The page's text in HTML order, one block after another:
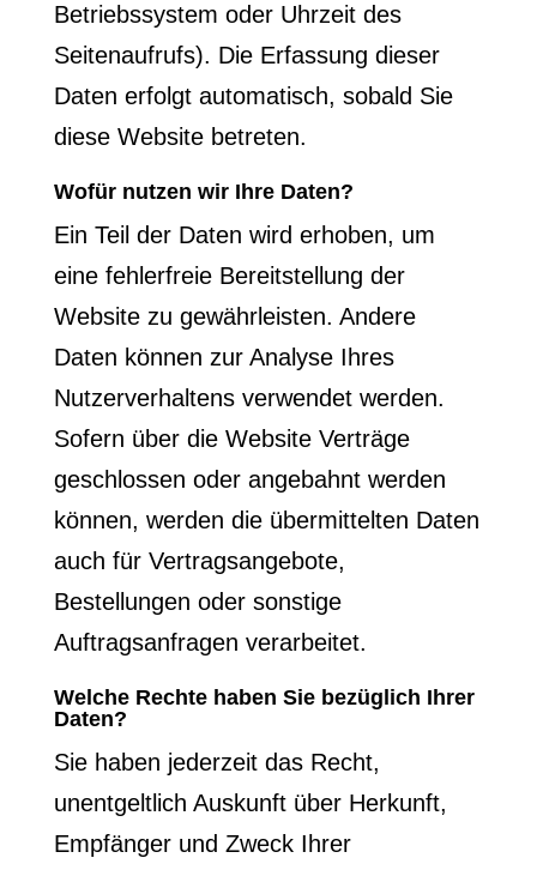
Betriebssystem oder Uhrzeit des
Seitenaufrufs). Die Erfassung dieser
Daten erfolgt automatisch, sobald Sie
diese Website betreten.
Wofür nutzen wir Ihre Daten?
Ein Teil der Daten wird erhoben, um
eine fehlerfreie Bereitstellung der
Website zu gewährleisten. Andere
Daten können zur Analyse Ihres
Nutzerverhaltens verwendet werden.
Sofern über die Website Verträge
geschlossen oder angebahnt werden
können, werden die übermittelten Daten
auch für Vertragsangebote,
Bestellungen oder sonstige
Auftragsanfragen verarbeitet.
Welche Rechte haben Sie bezüglich Ihrer
Daten?
Sie haben jederzeit das Recht,
unentgeltlich Auskunft über Herkunft,
Empfänger und Zweck Ihrer